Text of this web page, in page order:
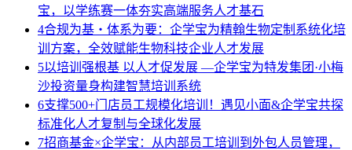
宝，以学练赛一体夯实高端服务人才基石
4合规为基・体系为要：企学宝为精翰生物定制系统化培
训方案，全效赋能生物科技企业人才发展
5以培训强根基 以人才促发展 —企学宝为特发集团·小梅
沙投资量身构建智慧培训系统
6支撑500+门店员工规模化培训！遇见小面&企学宝共探
标准化人才复制与全球化发展
7招商基金×企学宝：从内部员工培训到外包人员管理，